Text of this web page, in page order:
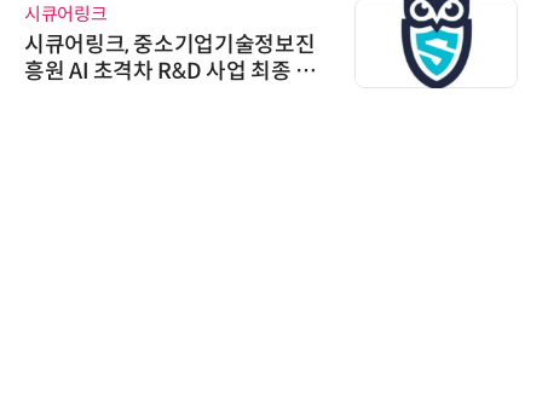
시큐어링크
시큐어링크, 중소기업기술정보진
흥원 AI 초격차 R&D 사업 최종 선